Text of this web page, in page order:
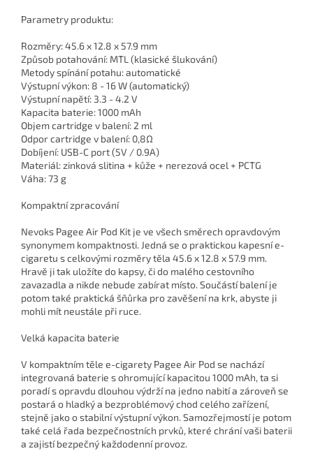
Parametry produktu:
Rozměry: 45.6 x 12.8 x 57.9 mm
Způsob potahování: MTL (klasické šlukování)
Metody spínání potahu: automatické
Výstupní výkon: 8 - 16 W (automatický)
Výstupní napětí: 3.3 - 4.2 V
Kapacita baterie: 1000 mAh
Objem cartridge v balení: 2 ml
Odpor cartridge v balení: 0,8Ω
Dobíjení: USB-C port (5V / 0.9A)
Materiál: zinková slitina + kůže + nerezová ocel + PCTG
Váha: 73 g
Kompaktní zpracování
Nevoks Pagee Air Pod Kit je ve všech směrech opravdovým
synonymem kompaktnosti. Jedná se o praktickou kapesní e-
cigaretu s celkovými rozměry těla 45.6 x 12.8 x 57.9 mm.
Hravě ji tak uložíte do kapsy, či do malého cestovního
zavazadla a nikde nebude zabírat místo. Součástí balení je
potom také praktická šňůrka pro zavěšení na krk, abyste ji
mohli mít neustále při ruce.
Velká kapacita baterie
V kompaktním těle e-cigarety Pagee Air Pod se nachází
integrovaná baterie s ohromující kapacitou 1000 mAh, ta si
poradí s opravdu dlouhou výdrží na jedno nabití a zároveň se
postará o hladký a bezproblémový chod celého zařízení,
stejně jako o stabilní výstupní výkon. Samozřejmostí je potom
také celá řada bezpečnostních prvků, které chrání vaši baterii
a zajistí bezpečný každodenní provoz.